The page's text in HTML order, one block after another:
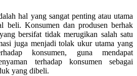
hal yang sangat penting atau utama
beli. Konsumen dan produsen berhak
bersifat tidak merugikan salah satu
juga menjadi tolak ukur utama yang
konsumen, guna mendapat
terhadap konsumen sebagai
yang dibeli.